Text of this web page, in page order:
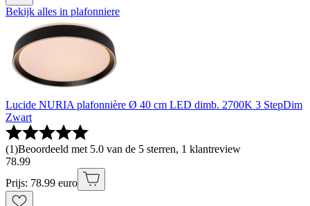
Bekijk alles in plafonniere
Lucide NURIA plafonnière Ø 40 cm LED dimb. 2700K 3 StepDim
Zwart
(1)Beoordeeld met 5.0 van de 5 sterren, 1 klantreview
78.99
Prijs: 78.99 euro